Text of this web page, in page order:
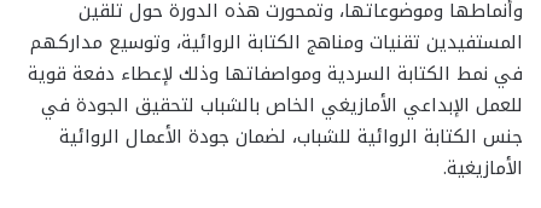
وأنماطها وموضوعاتها، وتمحورت هذه الدورة حول تلقين
المستفيدين تقنيات ومناهج الكتابة الروائية، وتوسيع مداركهم
في نمط الكتابة السردية ومواصفاتها وذلك لإعطاء دفعة قوية
للعمل الإبداعي الأمازيغي الخاص بالشباب لتحقيق الجودة في
جنس الكتابة الروائية للشباب، لضمان جودة الأعمال الروائية
الأمازيغية.